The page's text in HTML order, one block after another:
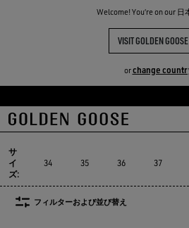
Welcome! You‘re on our 日
VISIT GOLDEN
orchange
メ
イ
ン
テ
ン
フ
ッ
コ
ン
テ
スニーカー
スニーカー
Super-Star
Super-Star
Ball Star
Ball Star
Marathon Speed
Marathon
サ
イ
ズ:
34 35 36 37
フィルターおよび並び替え